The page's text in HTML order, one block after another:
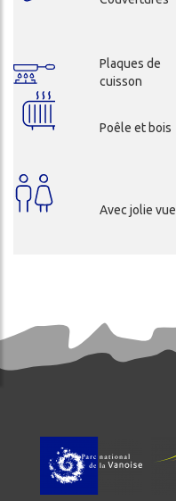
Plaques de
cuisson
Poêle et bois
Avec jolie vue